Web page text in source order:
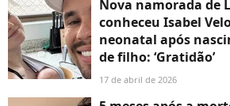
Nova namorada de
conheceu Isabel
neonatal após
de filho: ‘Gratidão’
17 de abril de 2026